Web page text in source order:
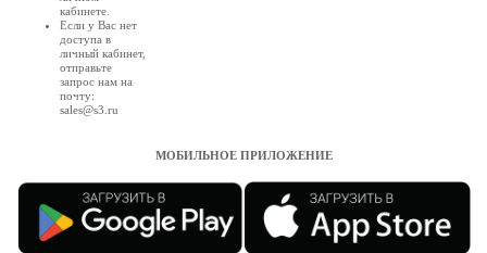
кабинете
Если у Вас нет
доступа в
личный кабинет,
отправьте
запрос нам на
почту:
sales@s3.ru
МОБИЛЬНОЕ ПРИЛОЖЕНИЕ